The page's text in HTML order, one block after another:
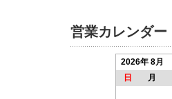
営業カレンダー
2026年 8月
日
月